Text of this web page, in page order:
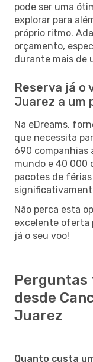
pode ser uma
explorar para
próprio ritmo.
orçamento,
durante mais de
Reserva já o
Juarez a um
Na eDreams,
que necessita
690 companhias
mundo e 40 000
pacotes de
Não perca esta
excelente oferta
já o seu voo!
Perguntas
desde
Juarez
Quanto custa